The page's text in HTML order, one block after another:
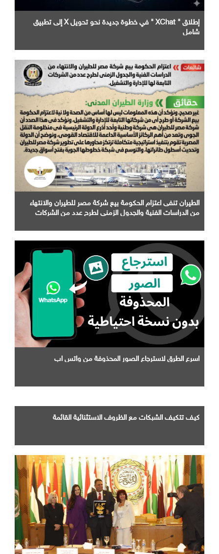
إطلاق " XChat " في خطوة جديدة نحو تحويل X إلى تطبيق
شامل
الطيران تنفى اعتزام الحكومة بيع شركة مصر للطيران والانتهاء
من الدراسات الفنية والجدول الزمني لطرح عدد من الشركات
اسرع الطرق لاسترجاع الصور المحذوفة من واتس اب
كيف تتكيف الشبكات مع الظروف الاستثنائية القائمة